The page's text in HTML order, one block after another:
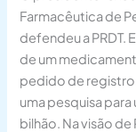
Farmacêutica de
defendeu a PRDT.
de um
pedido de
uma pesquisa
bilhão. Na visão